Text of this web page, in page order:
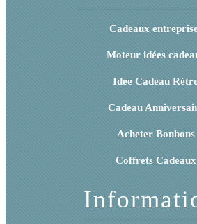
Cadeaux
Moteur idées
Idée Cadeau
Cadeau
Acheter Bonbons
Coffrets Cadeaux